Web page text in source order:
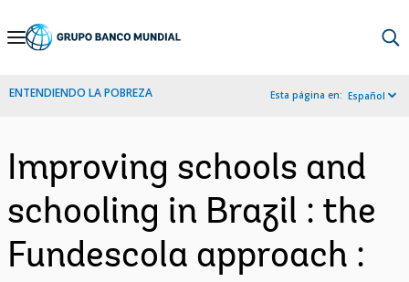
Skip
Navigation
ENTENDIENDO LA POBREZA Esta página en: Español
Improving schools and
schooling in Brazil : the
Fundescola approach :